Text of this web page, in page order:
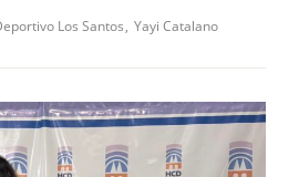
Los Santos Yayi Catalano